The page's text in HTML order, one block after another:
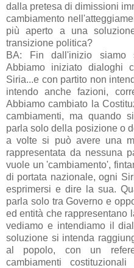
dalla pretesa di dimissioni
cambiamento
più aperto a una
transizione politica?
BA: Fin dall'inizio siamo
Abbiamo iniziato dialoghi
Siria...e con partito non
intendo anche fazioni,
Abbiamo cambiato la
cambiamenti, ma quando
parla solo della posizione o
a volte si può avere una
rappresentata da nessuna
vuole un 'cambiamento',
di portata nazionale, ogni
esprimersi e dire la sua.
parla solo tra Governo e
ed entità che rappresentano
vediamo e intendiamo il
soluzione si intenda
al popolo, con un
cambiamenti